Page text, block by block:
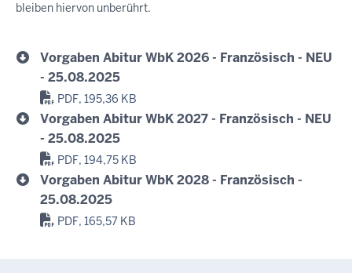
bleiben hiervon unberührt.
Vorgaben Abitur WbK 2026 - Französisch - NEU
- 25.08.2025
PDF, 195,36 KB
Vorgaben Abitur WbK 2027 - Französisch - NEU
- 25.08.2025
PDF, 194,75 KB
Vorgaben Abitur WbK 2028 - Französisch -
25.08.2025
PDF, 165,57 KB